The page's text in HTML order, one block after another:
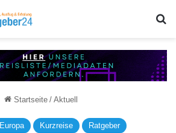
Startseite / Aktuell
Europa Kurzreise Ratgeber